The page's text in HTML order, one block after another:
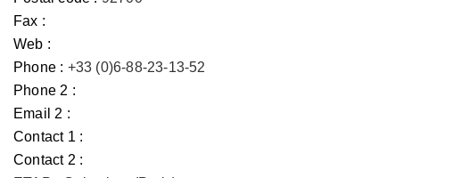
Fax :
Web :
Phone : +33 (0)6-88-23-13-52
Phone 2 :
Email 2 :
Contact 1 :
Contact 2 :